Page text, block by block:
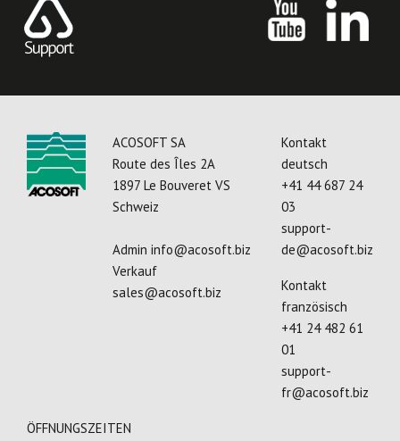
ACOSOFT SA
Route des Îles 2A
1897 Le Bouveret VS
Schweiz
Admin info@acosoft.biz
Verkauf
sales@acosoft.biz
Kontakt
deutsch
+41 44 687 24
03
support-
de@acosoft.biz
Kontakt
französisch
+41 24 482 61
01
support-
fr@acosoft.biz
ÖFFNUNGSZEITEN